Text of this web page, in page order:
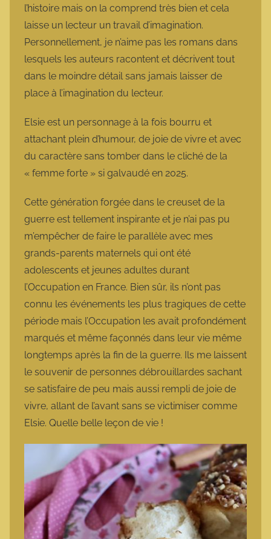
l’histoire mais on la comprend très bien et cela
laisse un lecteur un travail d’imagination.
Personnellement, je n’aime pas les romans dans
lesquels les auteurs racontent et décrivent tout
dans le moindre détail sans jamais laisser de
place à l’imagination du lecteur.
Elsie est un personnage à la fois bourru et
attachant plein d’humour, de joie de vivre et avec
du caractère sans tomber dans le cliché de la
« femme forte » si galvaudé en 2025.
Cette génération forgée dans le creuset de la
guerre est tellement inspirante et je n’ai pas pu
m’empêcher de faire le parallèle avec mes
grands-parents maternels qui ont été
adolescents et jeunes adultes durant
l’Occupation en France. Bien sûr, ils n’ont pas
connu les événements les plus tragiques de cette
période mais l’Occupation les avait profondément
marqués et même façonnés dans leur vie même
longtemps après la fin de la guerre. Ils me laissent
le souvenir de personnes débrouillardes sachant
se satisfaire de peu mais aussi rempli de joie de
vivre, allant de l’avant sans se victimiser comme
Elsie. Quelle belle leçon de vie !